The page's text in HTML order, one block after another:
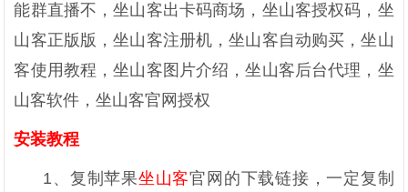
能群直播不，坐山客出卡码商场，坐山客授权码，坐
山客正版版，坐山客注册机，坐山客自动购买，坐山
客使用教程，坐山客图片介绍，坐山客后台代理，坐
山客软件，坐山客官网授权
安装教程
1、复制苹果坐山客官网的下载链接，一定复制